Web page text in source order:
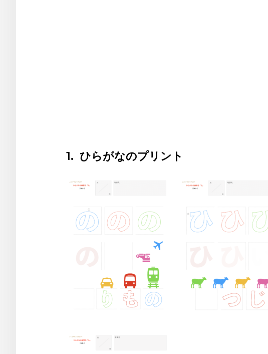
1. ひらがなのプリント